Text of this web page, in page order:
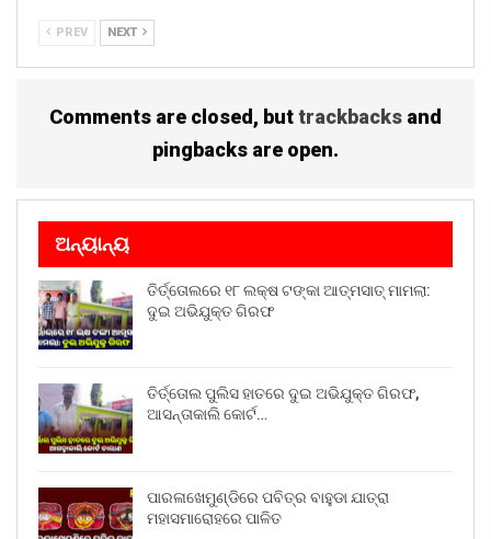
PREV NEXT
Comments are closed, buttrackbacks and
pingbacks are open.
ଅନ୍ୟାନ୍ୟ
ତିର୍ତ୍ତୋଲରେ ୧୮ ଲକ୍ଷ ଟଙ୍କା ଆତ୍ମସାତ୍ ମାମଲା:
ଦୁଇ ଅଭିଯୁକ୍ତ ଗିରଫ
ତିର୍ତ୍ତୋଲ ପୁଲିସ ହାତରେ ଦୁଇ ଅଭିଯୁକ୍ତ ଗିରଫ,
ଆସନ୍ତାକାଲି କୋର୍ଟ…
ପାରଳାଖେମୁଣ୍ଡିରେ ପବିତ୍ର ବାହୁଡା ଯାତ୍ରା
ମହାସମାରୋହରେ ପାଳିତ